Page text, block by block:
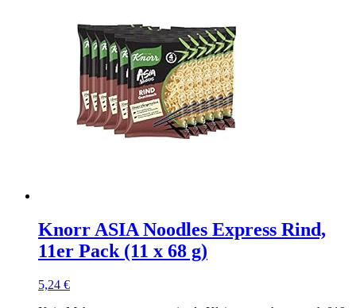
Knorr ASIA Noodles Express Rind,
11er Pack (11 x 68 g)
5,24 €